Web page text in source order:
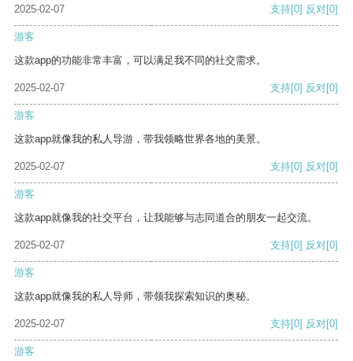
2025-02-07 支持[0] 反对[0]
游客
这款app的功能非常丰富，可以满足我不同的社交需求。
2025-02-07 支持[0] 反对[0]
游客
这款app就像我的私人导游，带我领略世界各地的美景。
2025-02-07 支持[0] 反对[0]
游客
这款app就像我的社交平台，让我能够与志同道合的朋友一起交流。
2025-02-07 支持[0] 反对[0]
游客
这款app就像我的私人导师，带领我探索知识的奥秘。
2025-02-07 支持[0] 反对[0]
游客